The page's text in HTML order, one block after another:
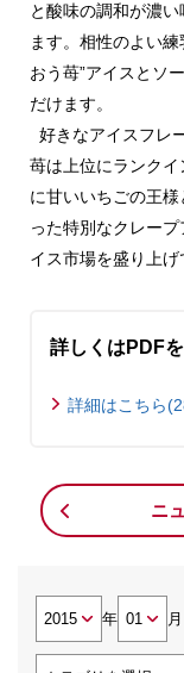
と酸味の調和が濃
ます。相性のよい
おう苺”アイスとソ
だけます。
好きなアイスフレ
苺は上位にランク
に甘いいちごの王様
った特別なクレー
イス市場を盛り上
詳しくはPDF
詳細はこちら
ニ
年 月